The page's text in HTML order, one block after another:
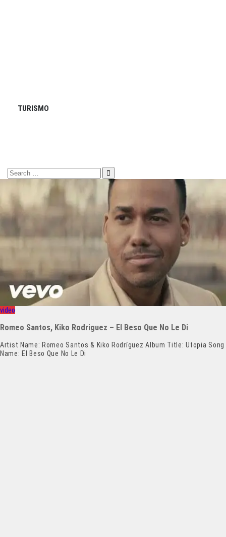
TURISMO
Search
for:
video
Romeo Santos, Kiko Rodriguez – El Beso Que No Le Di
Artist Name: Romeo Santos & Kiko Rodríguez Album Title: Utopia Song
Name: El Beso Que No Le Di